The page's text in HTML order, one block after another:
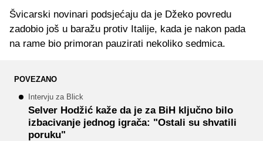
Švicarski novinari podsjećaju da je Džeko povredu
zadobio još u baražu protiv Italije, kada je nakon pada
na rame bio primoran pauzirati nekoliko sedmica.
POVEZANO
Intervju za Blick
Selver Hodžić kaže da je za BiH ključno bilo
izbacivanje jednog igrača: "Ostali su shvatili
poruku"